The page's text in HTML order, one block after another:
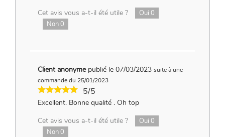
Cet avis vous a-t-il été utile ?
Oui 0
Non0
Client anonyme publié le 07/03/2023 suite à une
commande du 25/01/2023
5/5
Excellent. Bonne qualité . Oh top
Cet avis vous a-t-il été utile ?
Oui 0
Non0